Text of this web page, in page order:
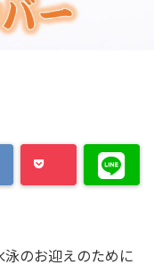
のお迎えのために